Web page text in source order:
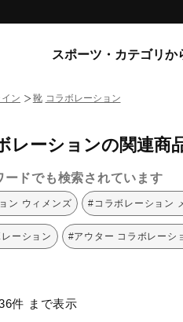
スポーツ・カテゴリか
ウエア
トサル
WAVE PROPHECY
MORELIA LS
WAVE RIDER
MXR
ゴアテックス
ン 靴 コラボレーション
レーションの関連商
ードでも検索されています
ン ウィメンズ #コラボレーション
ーション #アウター コラボレーシ
件 まで表示